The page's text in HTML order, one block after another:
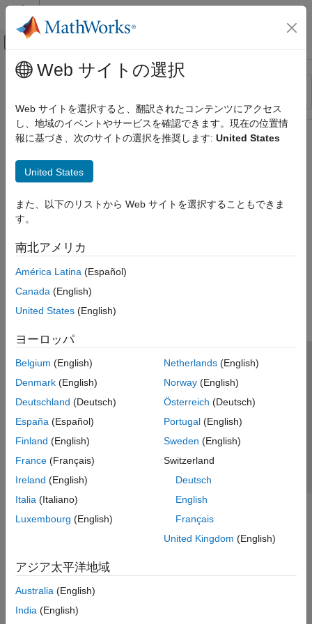
コンテンツへスキップ
オフキャンバス ナビゲーション メ
リソース
ステータス
メインコンテンツ
Web サイトの選択
Web サイトを選択すると、翻訳されたコンテンツにアクセス
し、地域のイベントやサービスを確認できます。現在の位置情
報に基づき、次のサイトの選択を推奨します: United States
United States
また、以下のリストから Web サイトを選択することもできま
す。
南北アメリカ
América Latina (Español)
Canada (English)
United States (English)
ヨーロッパ
Belgium (English)
Denmark (English)
Deutschland (Deutsch)
España (Español)
Finland (English)
France (Français)
Ireland (English)
Italia (Italiano)
Luxembourg (English)
Netherlands(English)
Norway(English)
Österreich (Deutsch)
Portugal(English)
Sweden (English)
Switzerland
Deutsch
English
Français
United Kingdom (English)
アジア太平洋地域
Australia (English)
India (English)
トラストセンター
プライバシー ポリシー
違法コピー防止
アプリケーション ステータス
© 1994-2026 The MathWorks, Inc.